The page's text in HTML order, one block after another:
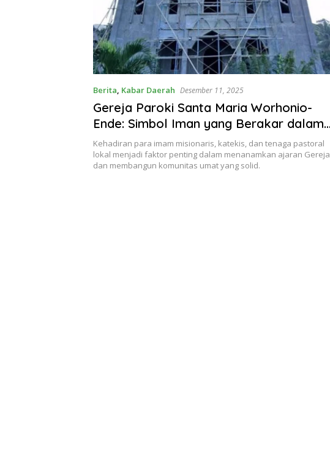
Berita, Kabar Daerah Desember 11, 2025
Gereja Paroki Santa Maria Worhonio-
Ende: Simbol Iman yang Berakar dalam
Budaya Lokal
Kehadiran para imam misionaris, katekis, dan tenaga pastoral
lokal menjadi faktor penting dalam menanamkan ajaran Gereja
dan membangun komunitas umat yang solid.